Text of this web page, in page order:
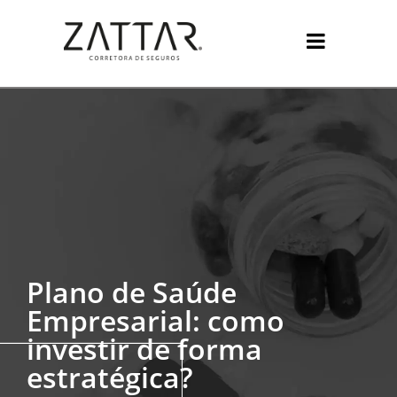
Plano de Saúde
Empresarial: como
investir de forma
estratégica?